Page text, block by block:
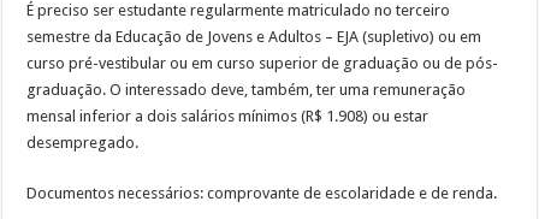
É preciso ser estudante regularmente matriculado no terceiro
semestre da Educação de Jovens e Adultos – EJA (supletivo) ou em
curso pré-vestibular ou em curso superior de graduação ou de pós-
graduação. O interessado deve, também, ter uma remuneração
mensal inferior a dois salários mínimos (R$ 1.908) ou estar
desempregado.
Documentos necessários: comprovante de escolaridade e de renda.